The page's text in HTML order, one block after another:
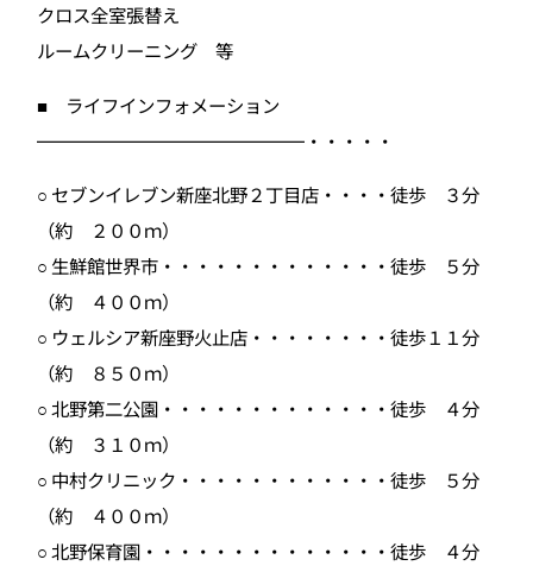
クロス全室張替え
ルームクリーニング 等
■ ライフインフォメーション
━━━━━━━━━━━━━━━・・・・・
○ セブンイレブン新座北野２丁目店・・・・徒歩 ３分
（約 ２００ｍ）
○ 生鮮館世界市・・・・・・・・・・・・・徒歩 ５分
（約 ４００ｍ）
○ ウェルシア新座野火止店・・・・・・・・徒歩１１分
（約 ８５０ｍ）
○ 北野第二公園・・・・・・・・・・・・・徒歩 ４分
（約 ３１０ｍ）
○ 中村クリニック・・・・・・・・・・・・徒歩 ５分
（約 ４００ｍ）
○ 北野保育園・・・・・・・・・・・・・・徒歩 ４分